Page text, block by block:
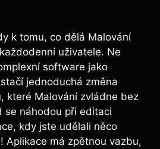
k tomu, co dělá Malování
uživatele. Ne
software jako
jednoduchá změna
které Malování zvládne bez
se náhodou při editaci
kdy jste udělali něco
Aplikace má zpětnou vazbu,